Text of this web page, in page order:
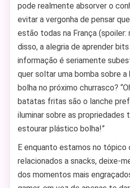
pode realmente absorver o
evitar a vergonha de pensar
estão todas na França (spoiler:
disso, a alegria de aprender
informação é seriamente
quer soltar uma bomba sobre
bolha no próximo churrasco?
batatas fritas são o lanche
iluminar sobre as propriedades
estourar plástico bolha!”
E enquanto estamos no tópico
relacionados a snacks, deixe-
dos momentos mais